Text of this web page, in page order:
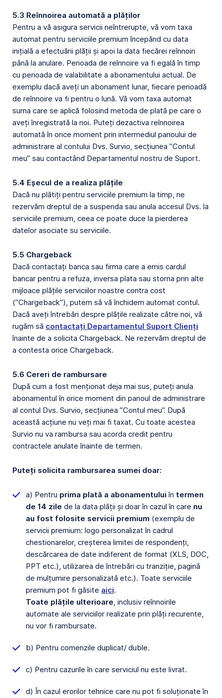
5.3 Reînnoirea automată a plăților
Pentru a vă asigura servicii neîntrerupte, vă vom taxa
automat pentru serviciile premium începând cu data
inițială a efectuării plății și apoi la data fiecărei reînnoiri
până la anulare. Perioada de reînnoire va fi egală în timp
cu perioada de valabilitate a abonamentului actual. De
exemplu dacă aveți un abonament lunar, fiecare perioadă
de reînnoire va fi pentru o lună. Vă vom taxa automat
suma care se aplică folosind metoda de plată pe care o
aveți înregistrată la noi. Puteți dezactiva reînnoirea
automată în orice moment prin intermediul panoului de
administrare al contului Dvs. Survio, secțiunea ”Contul
meu” sau contactând Departamentul nostru de Suport.
5.4 Eșecul de a realiza plățile
Dacă nu plătiți pentru serviciile premium la timp, ne
rezervăm dreptul de a suspenda sau anula accesul Dvs. la
serviciile premium, ceea ce poate duce la pierderea
datelor asociate su serviciile.
5.5 Chargeback
Dacă contactați banca sau firma care a emis cardul
bancar pentru a refuza, inversa plata sau storna prin alte
mijloace plățile serviciilor noastre contra cost
(”Chargeback”), putem să vă închidem automat contul.
Dacă aveți întrebări despre plățile realizate către noi, vă
rugăm să contactați Departamentul Suport Clienți
înainte de a solicita Chargeback. Ne rezervăm dreptul de
a contesta orice Chargeback.
5.6 Cereri de rambursare
După cum a fost menționat deja mai sus, puteți anula
abonamentul în orice moment din panoul de administrare
al contul Dvs. Survio, secțiunea ”Contul meu”. După
această acțiune nu veți mai fi taxat. Cu toate acestea
Survio nu va rambursa sau acorda credit pentru
contractele anulate înainte de termen.
Puteți solicita rambursarea sumei doar:
a) Pentru prima plată a abonamentului în termen
de 14 zile de la data plății și doar în cazul în care nu
au fost folosite servicii premium (exemplu de
servicii premium: logo personalizat în cadrul
chestionarelor, creșterea limitei de respondenți,
descărcarea de date indiferent de format (XLS, DOC,
PPT etc.), utilizarea de întrebări cu tranziție, pagină
de mulțumire personalizată etc.). Toate serviciile
premium pot fi găsite aici.
Toate plățile ulterioare, inclusiv reînnoirile
automate ale serviciilor realizate prin plăți recurente,
nu vor fi rambursate.
b) Pentru comenzile duplicat/ duble.
c) Pentru cazurile în care serviciul nu este livrat.
d) În cazul erorilor tehnice care nu pot fi soluționate în